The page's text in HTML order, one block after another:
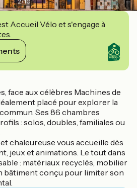
Accueil Vélo et s'engage à
face aux célèbres Machines de
placé pour explorer la
Ses 86 chambres
: solos, doubles, familiales ou
et chaleureuse vous accueille dès
jeux et animations. Le tout dans
: matériaux recyclés, mobilier
bâtiment conçu pour limiter son